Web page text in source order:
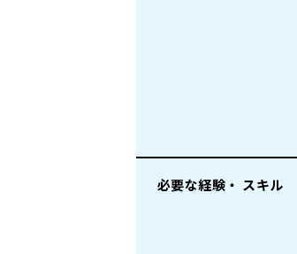
必要な経験・ スキル